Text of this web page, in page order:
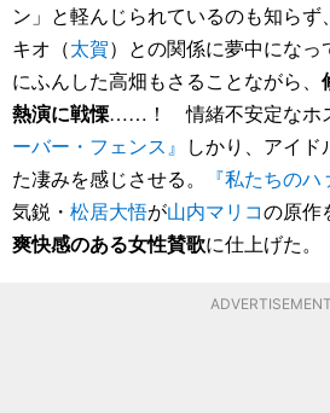
ン」と軽んじられているのも知ら
キオ（太賀）との関係に夢中にな
にふんした高畑もさることながら、
熱演に戦慄……！ 情緒不安定なホ
ーバー・フェンス』 しかり、アイ
た凄みを感じさせる。
『私たちのハ
気鋭・ 松居大悟が山内マリコの原作
爽快感のある女性賛歌に仕上げた。
ADVERTISEMENT